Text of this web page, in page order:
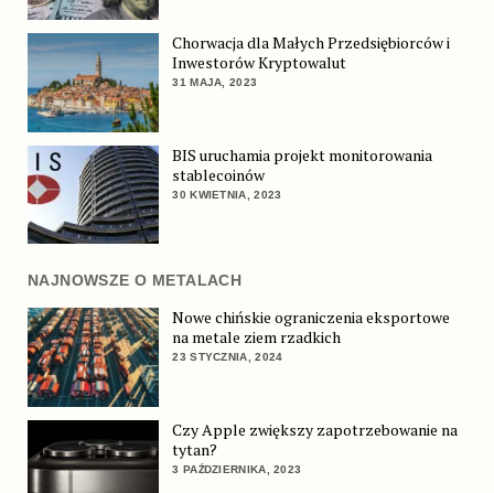
Chorwacja dla Małych Przedsiębiorców i
Inwestorów Kryptowalut
31 MAJA, 2023
BIS uruchamia projekt monitorowania
stablecoinów
30 KWIETNIA, 2023
NAJNOWSZE O METALACH
Nowe chińskie ograniczenia eksportowe
na metale ziem rzadkich
23 STYCZNIA, 2024
Czy Apple zwiększy zapotrzebowanie na
tytan?
3 PAŹDZIERNIKA, 2023